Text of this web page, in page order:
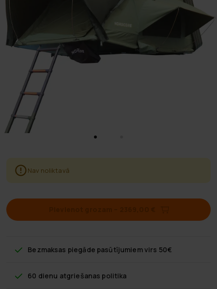
Nav noliktavā
Bezmaksas piegāde pasūtījumiem virs 50€
60 dienu atgriešanas politika